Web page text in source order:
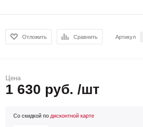
Отложить Сравнить Артикул
Цена
1 630 руб. /шт
Со скидкой подисконтной карте